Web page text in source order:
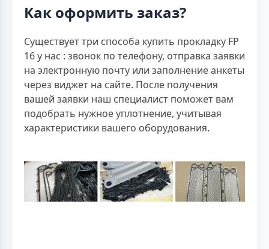
Как оформить заказ?
Существует три способа купить прокладку FP
16 у нас : звонок по телефону, отправка заявки
на электронную почту или заполнение анкеты
через виджет на сайте. После получения
вашей заявки наш специалист поможет вам
подобрать нужное уплотнение, учитывая
характеристики вашего оборудования.